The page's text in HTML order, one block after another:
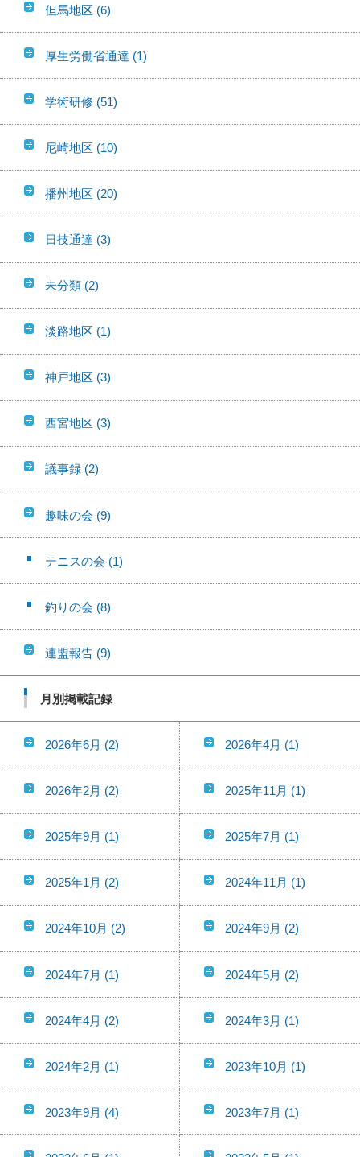
但馬地区 (6)
厚生労働省通達 (1)
学術研修 (51)
尼崎地区 (10)
播州地区 (20)
日技通達 (3)
未分類 (2)
淡路地区 (1)
神戸地区 (3)
西宮地区 (3)
議事録 (2)
趣味の会 (9)
テニスの会 (1)
釣りの会 (8)
連盟報告 (9)
月別掲載記録
2026年6月 (2) 2026年4月 (1)
2026年2月 (2) 2025年11月 (1)
2025年9月 (1) 2025年7月 (1)
2025年1月 (2) 2024年11月 (1)
2024年10月 (2) 2024年9月 (2)
2024年7月 (1) 2024年5月 (2)
2024年4月 (2) 2024年3月 (1)
2024年2月 (1) 2023年10月 (1)
2023年9月 (4) 2023年7月 (1)